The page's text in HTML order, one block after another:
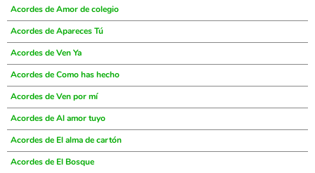
Acordes de Amor de colegio
Acordes de Apareces Tú
Acordes de Ven Ya
Acordes de Como has hecho
Acordes de Ven por mí
Acordes de Al amor tuyo
Acordes de El alma de cartón
Acordes de El Bosque